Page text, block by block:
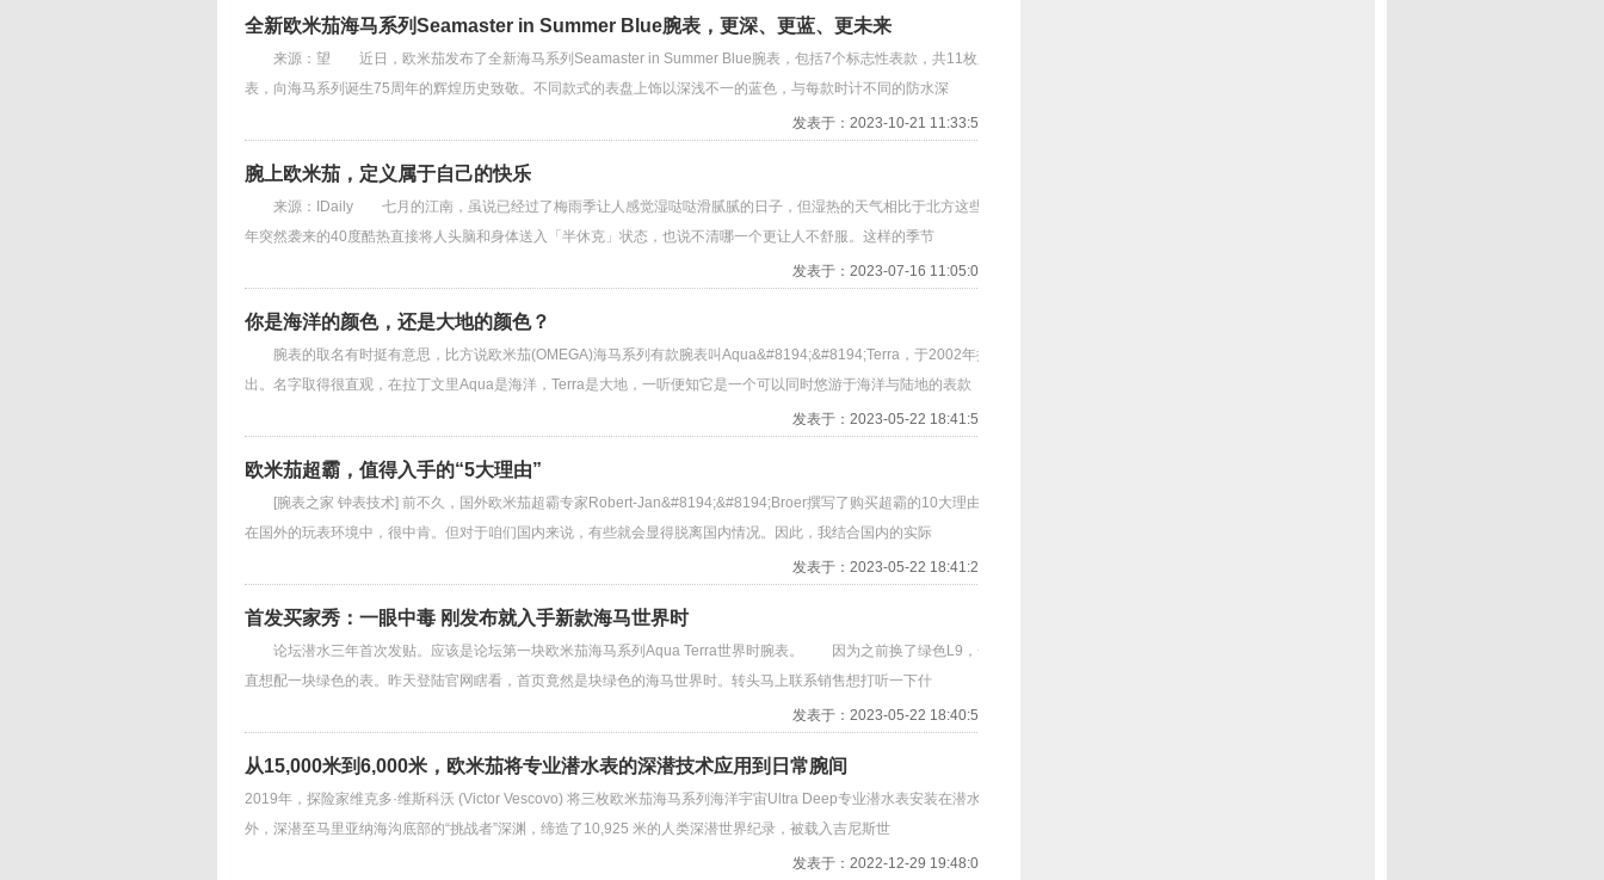
全新欧米茄海马系列Seamaster in Summer Blue腕表，更深、更蓝、更未来
来源：望 近日，欧米茄发布了全新海马系列Seamaster in Summer Blue腕表，包括7个标志性表款，共11枚腕
表，向海马系列诞生75周年的辉煌历史致敬。不同款式的表盘上饰以深浅不一的蓝色，与每款时计不同的防水深
发表于：2023-10-21 11:33:59
腕上欧米茄，定义属于自己的快乐
来源：IDaily 七月的江南，虽说已经过了梅雨季让人感觉湿哒哒滑腻腻的日子，但湿热的天气相比于北方这些
年突然袭来的40度酷热直接将人头脑和身体送入「半休克」状态，也说不清哪一个更让人不舒服。这样的季节
发表于：2023-07-16 11:05:04
你是海洋的颜色，还是大地的颜色？
腕表的取名有时挺有意思，比方说欧米茄(OMEGA)海马系列有款腕表叫Aqua&#8194;&#8194;Terra，于2002年推
出。名字取得很直观，在拉丁文里Aqua是海洋，Terra是大地，一听便知它是一个可以同时悠游于海洋与陆地的表款
发表于：2023-05-22 18:41:51
欧米茄超霸，值得入手的“5大理由”
[腕表之家 钟表技术] 前不久，国外欧米茄超霸专家Robert-Jan&#8194;&#8194;Broer撰写了购买超霸的10大理由。
在国外的玩表环境中，很中肯。但对于咱们国内来说，有些就会显得脱离国内情况。因此，我结合国内的实际
发表于：2023-05-22 18:41:24
首发买家秀：一眼中毒 刚发布就入手新款海马世界时
论坛潜水三年首次发贴。应该是论坛第一块欧米茄海马系列Aqua Terra世界时腕表。 因为之前换了绿色L9，一
直想配一块绿色的表。昨天登陆官网瞎看，首页竟然是块绿色的海马世界时。转头马上联系销售想打听一下什
发表于：2023-05-22 18:40:58
从15,000米到6,000米，欧米茄将专业潜水表的深潜技术应用到日常腕间
2019年，探险家维克多·维斯科沃 (Victor Vescovo) 将三枚欧米茄海马系列海洋宇宙Ultra Deep专业潜水表安装在潜水舱
外，深潜至马里亚纳海沟底部的“挑战者”深渊，缔造了10,925 米的人类深潜世界纪录，被载入吉尼斯世
发表于：2022-12-29 19:48:06